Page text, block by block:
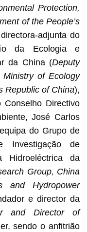
Protection,
of the People’s
adjunta do
da Ecologia e
da China (Deputy
of Ecology
Republic of China),
Directivo
José Carlos
do Grupo de
Investigação de
Hidroeléctrica da
Group, China
and Hydropower
e director da
and Directorof
sendo o anfitrião